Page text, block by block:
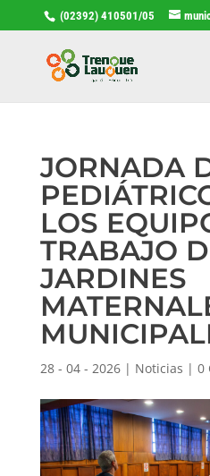
(02392) 410501/05
JORNADA
LOS
TRABAJO
JARDINES
28 - 04 - 2026| Noticias | 0